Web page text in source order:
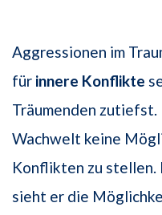
Aggressionen im
für innere Konflikte
Träumenden
Wachwelt keine
Konflikten zu stellen.
sieht er die